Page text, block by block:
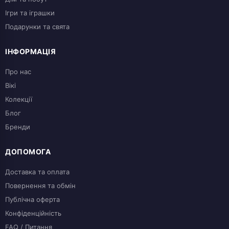
Ігри та іграшки
Подарунки та свята
ІНФОРМАЦІЯ
Про нас
Вікі
Колекції
Блог
Бренди
ДОПОМОГА
Доставка та оплата
Повернення та обмін
Публічна оферта
Конфіденційність
FAQ / Питання